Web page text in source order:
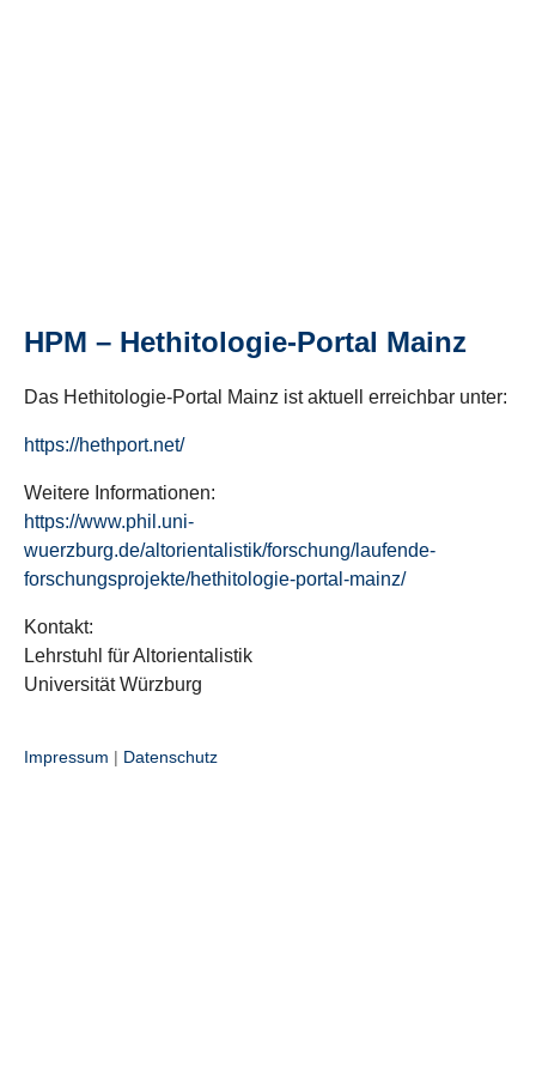
HPM – Hethitologie-Portal Mainz
Das Hethitologie-Portal Mainz ist aktuell erreichbar unter:
https://hethport.net/
Weitere Informationen:
https://www.phil.uni-
wuerzburg.de/altorientalistik/forschung/laufende-
forschungsprojekte/hethitologie-portal-mainz/
Kontakt:
Lehrstuhl für Altorientalistik
Universität Würzburg
Impressum | Datenschutz